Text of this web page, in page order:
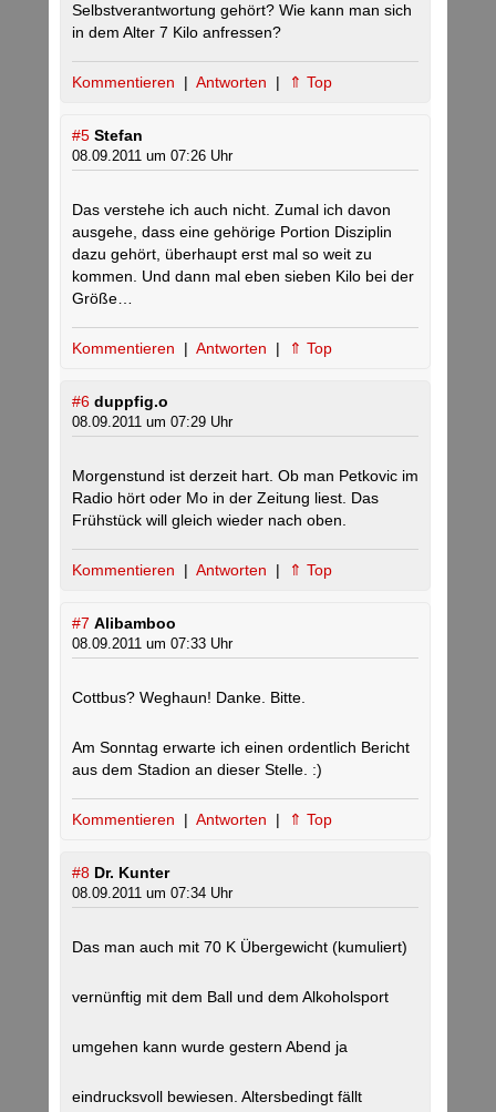
Selbstverantwortung gehört? Wie kann man sich
in dem Alter 7 Kilo anfressen?
Kommentieren | Antworten | ⇑ Top
#5 Stefan
08.09.2011 um 07:26 Uhr
Das verstehe ich auch nicht. Zumal ich davon
ausgehe, dass eine gehörige Portion Disziplin
dazu gehört, überhaupt erst mal so weit zu
kommen. Und dann mal eben sieben Kilo bei der
Größe…
Kommentieren | Antworten | ⇑ Top
#6 duppfig.o
08.09.2011 um 07:29 Uhr
Morgenstund ist derzeit hart. Ob man Petkovic im
Radio hört oder Mo in der Zeitung liest. Das
Frühstück will gleich wieder nach oben.
Kommentieren | Antworten | ⇑ Top
#7 Alibamboo
08.09.2011 um 07:33 Uhr
Cottbus? Weghaun! Danke. Bitte.
Am Sonntag erwarte ich einen ordentlich Bericht
aus dem Stadion an dieser Stelle. :)
Kommentieren | Antworten | ⇑ Top
#8 Dr. Kunter
08.09.2011 um 07:34 Uhr
Das man auch mit 70 K Übergewicht (kumuliert)
vernünftig mit dem Ball und dem Alkoholsport
umgehen kann wurde gestern Abend ja
eindrucksvoll bewiesen. Altersbedingt fällt